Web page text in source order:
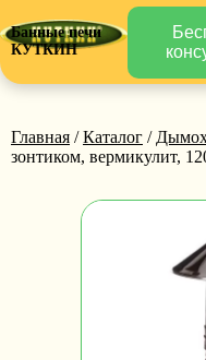
Банные печи
КУТКИН
Главная /Каталог /
зонтиком, вермикулит,